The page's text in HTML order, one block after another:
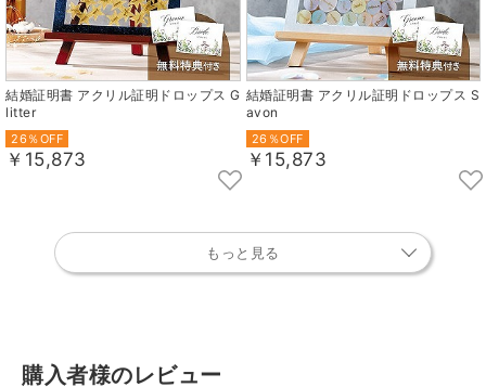
結婚証明書 アクリル証明ドロップス G
litter
26％OFF
￥15,873
結婚証明書 アクリル証明ドロップス S
avon
26％OFF
￥15,873
もっと見る
購入者様のレビュー